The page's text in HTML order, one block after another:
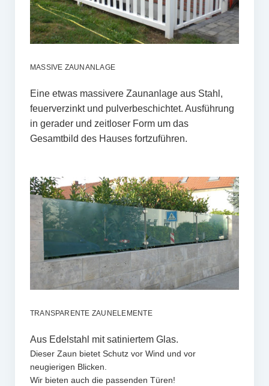
MASSIVE ZAUNANLAGE
Eine etwas massivere Zaunanlage aus Stahl,
feuerverzinkt und pulverbeschichtet. Ausführung
in gerader und zeitloser Form um das
Gesamtbild des Hauses fortzuführen.
TRANSPARENTE ZAUNELEMENTE
Aus Edelstahl mit satiniertem Glas.
Dieser Zaun bietet Schutz vor Wind und vor
neugierigen Blicken.
Wir bieten auch die passenden Türen!